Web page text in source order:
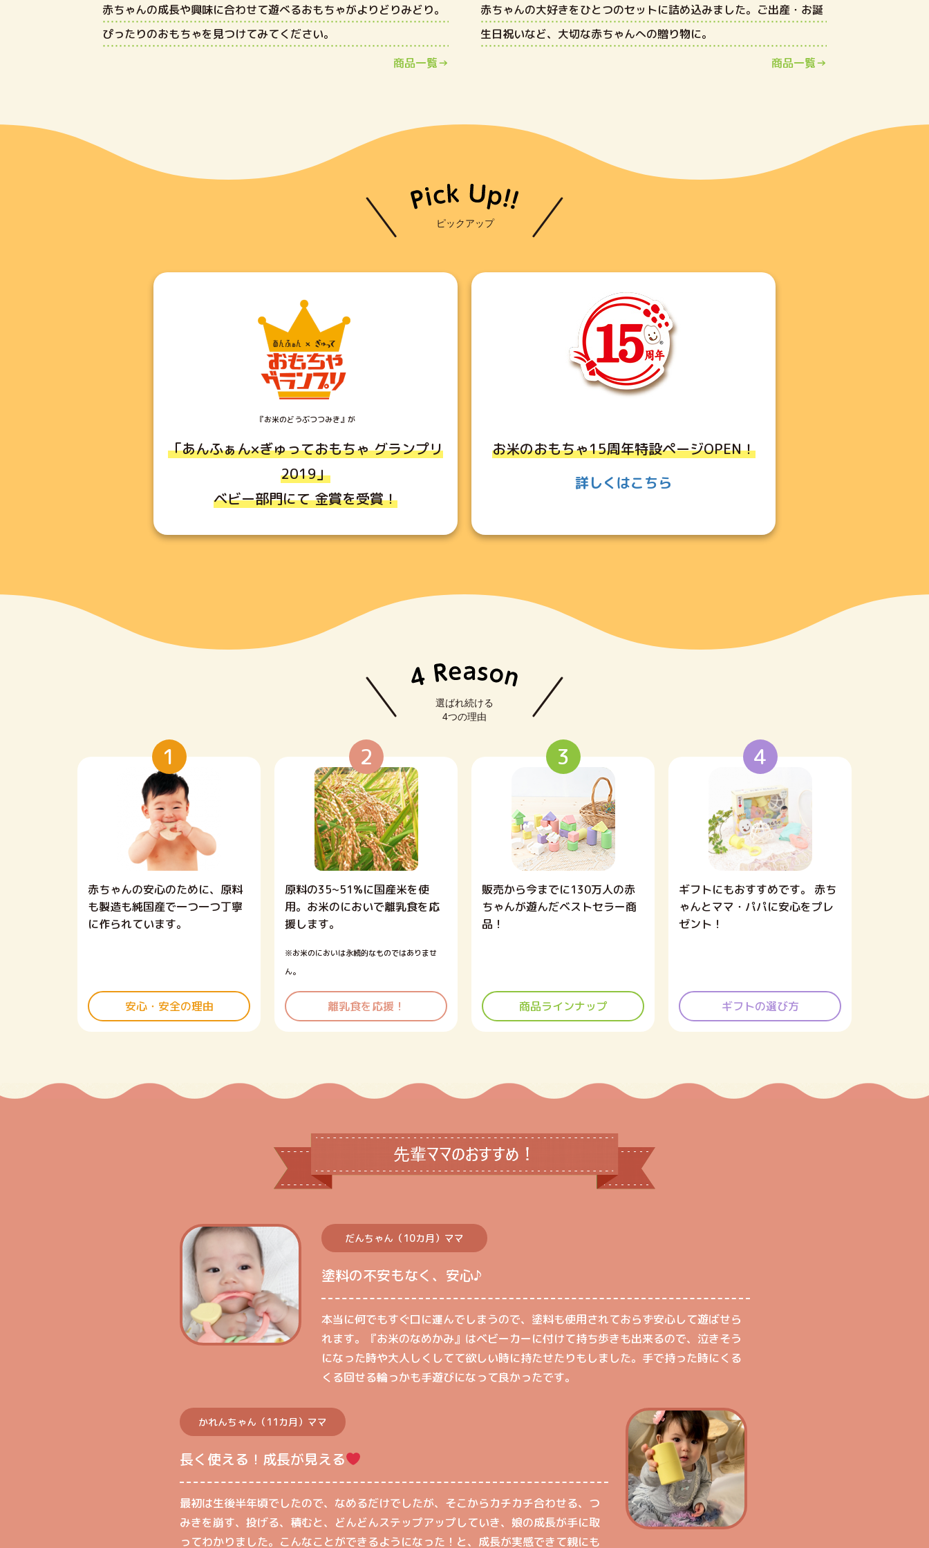
赤ちゃんの成長や興味に合わせて遊べるおもちゃがよりどりみどり。
ぴったりのおもちゃを見つけてみてください。
商品一覧→
赤ちゃんの大好きをひとつのセットに詰め込みました。ご出産・お誕
生日祝いなど、大切な赤ちゃんへの贈り物に。
商品一覧→
『お米のどうぶつつみき』が
「あんふぁん×ぎゅっておもちゃグランプリ
2019」
ベビー部門にて金賞を受賞！
お米のおもちゃ15周年特設ページOPEN！
詳しくはこちら
1
赤ちゃんの安心のために、原料
も製造も純国産で一つ一つ丁寧
に作られています。
安心・安全の理由
2
原料の35~51%に国産米を使
用。お米のにおいで離乳食を応
援します。
※お米のにおいは永続的なものではありませ
ん。
離乳食を応援！
3
販売から今までに130万人の赤
ちゃんが遊んだベストセラー商
品！
商品ラインナップ
4
ギフトにもおすすめです。 赤ち
ゃんとママ・パパに安心をプレ
ゼント！
ギフトの選び方
だんちゃん（10カ月）ママ
塗料の不安もなく、安心♪
本当に何でもすぐ口に運んでしまうので、塗料も使用されておらず安心して遊ばせら
れます。『お米のなめかみ』はベビーカーに付けて持ち歩きも出来るので、泣きそう
になった時や大人しくしてて欲しい時に持たせたりもしました。手で持った時にくる
くる回せる輪っかも手遊びになって良かったです。
かれんちゃん（11カ月）ママ
長く使える！成長が見える
最初は生後半年頃でしたので、なめるだけでしたが、そこからカチカチ合わせる、つ
みきを崩す、投げる、積むと、どんどんステップアップしていき、娘の成長が手に取
ってわかりました。こんなことができるようになった！と、成長が実感できて親にも